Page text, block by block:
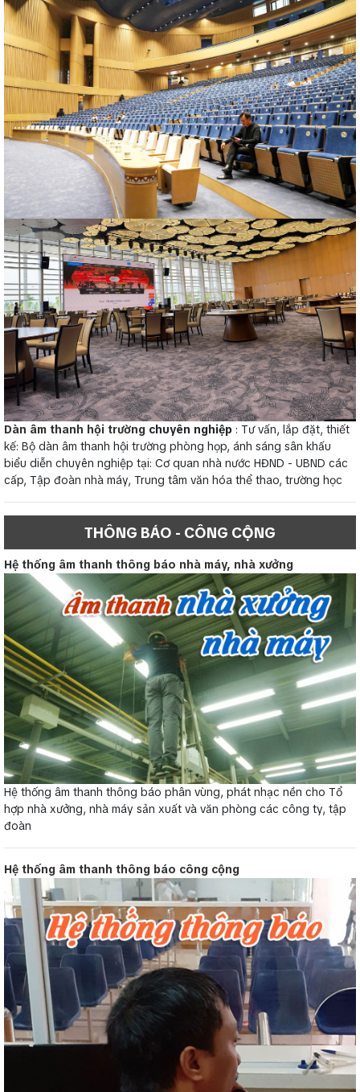
Dàn âm thanh hội trường chuyên nghiệp : Tư vấn, lắp đặt, thiết
kế: Bộ dàn âm thanh hội trường phòng họp, ánh sáng sân khấu
biểu diễn chuyên nghiệp tại: Cơ quan nhà nước HĐND - UBND các
cấp, Tập đoàn nhà máy, Trung tâm văn hóa thể thao, trường học
THÔNG BÁO - CÔNG CỘNG
Hệ thống âm thanh thông báo nhà máy, nhà xưởng
Hệ thống âm thanh thông báo phân vùng, phát nhạc nền cho Tổ
hợp nhà xưởng, nhà máy sản xuất và văn phòng các công ty, tập
đoàn
Hệ thống âm thanh thông báo công cộng